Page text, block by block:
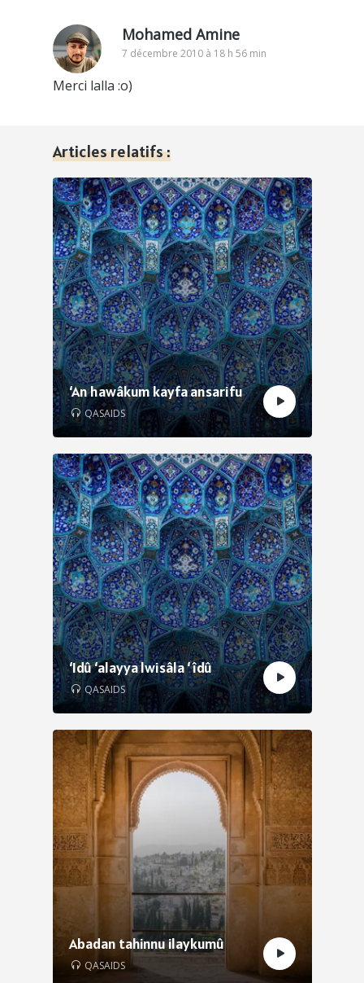
Mohamed Amine
7 décembre 2010 à 18 h 56 min
Merci lalla :o)
Articles relatifs :
‘An hawâkum kayfa ansarifu
QASAIDS
‘Idû ‘alayya lwisâla ‘ îdû
QASAIDS
Abadan tahinnu ilaykumû
QASAIDS